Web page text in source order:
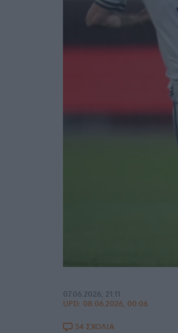
07.06.2026, 21:11
UPD: 08.06.2026, 00:06
54 ΣΧΟΛΙΑ